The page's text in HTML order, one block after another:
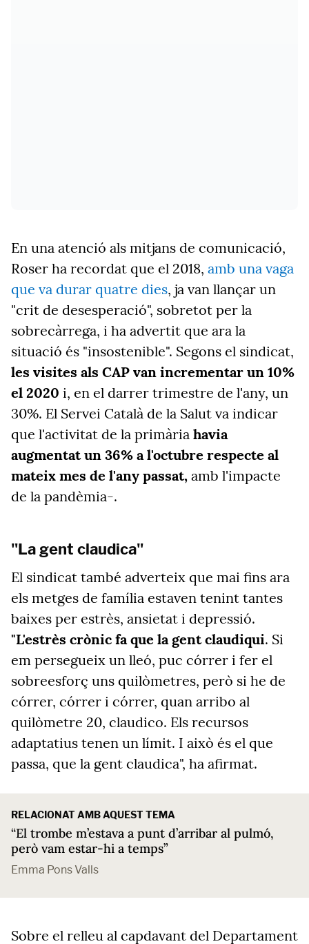
En una atenció als mitjans de comunicació,
Roser ha recordat que el 2018, amb una vaga
que va durar quatre dies, ja van llançar un
"crit de desesperació", sobretot per la
sobrecàrrega, i ha advertit que ara la
situació és "insostenible". Segons el sindicat,
les visites als CAP van incrementar un 10%
el 2020 i, en el darrer trimestre de l'any, un
30%. El Servei Català de la Salut va indicar
que l'activitat de la primària havia
augmentat un 36% a l'octubre respecte al
mateix mes de l'any passat, amb l'impacte
de la pandèmia-.
"La gent claudica"
El sindicat també adverteix que mai fins ara
els metges de família estaven tenint tantes
baixes per estrès, ansietat i depressió.
"L'estrès crònic fa que la gent claudiqui. Si
em persegueix un lleó, puc córrer i fer el
sobreesforç uns quilòmetres, però si he de
córrer, córrer i córrer, quan arribo al
quilòmetre 20, claudico. Els recursos
adaptatius tenen un límit. I això és el que
passa, que la gent claudica", ha afirmat.
RELACIONAT AMB AQUEST TEMA
“El trombe m’estava a punt d’arribar al pulmó,
però vam estar-hi a temps”
Emma Pons Valls
Sobre el relleu al capdavant del Departament